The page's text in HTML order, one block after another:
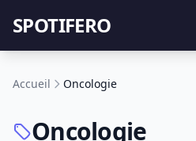
SPOTIFERO
Accueil Oncologie
Oncologie